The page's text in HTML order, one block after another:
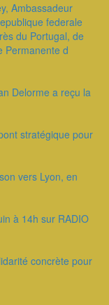
Ambassadeur
federale
du Portugal, de
Permanente d
Delorme a reçu la
stratégique pour
vers Lyon, en
à 14h sur RADIO
concrète pour